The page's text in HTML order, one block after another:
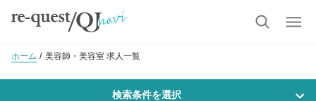
ホーム 美容師・美容室 求人一覧
検索条件を選択